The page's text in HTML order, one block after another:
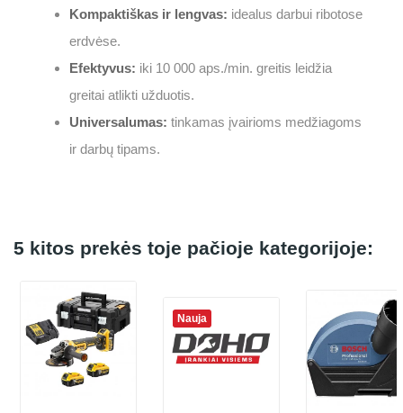
Kompaktiškas ir lengvas: idealus darbui ribotose
erdvėse.
Efektyvus: iki 10 000 aps./min. greitis leidžia
greitai atlikti užduotis.
Universalumas: tinkamas įvairioms medžiagoms
ir darbų tipams.
5 kitos prekės toje pačioje kategorijoje:
Nauja